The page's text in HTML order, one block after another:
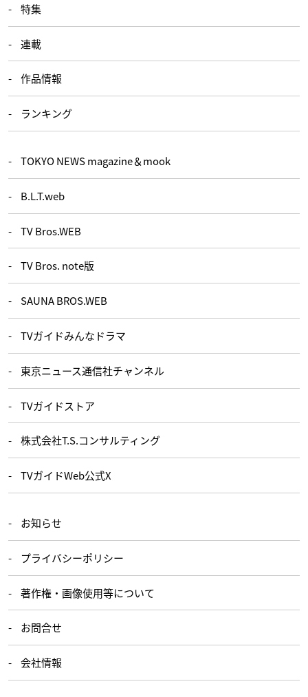
特集
連載
作品情報
ランキング
TOKYO NEWS magazine＆mook
B.L.T.web
TV Bros.WEB
TV Bros. note版
SAUNA BROS.WEB
TVガイドみんなドラマ
東京ニュース通信社チャンネル
TVガイドストア
株式会社T.S.コンサルティング
TVガイドWeb公式X
お知らせ
プライバシーポリシー
著作権・画像使用等について
お問合せ
会社情報